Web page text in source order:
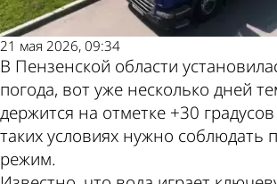
21 мая 2026, 09:34
В Пензенской области
погода, вот уже несколько дней
держится на отметке +30
таких условиях нужно соблюдать
режим.